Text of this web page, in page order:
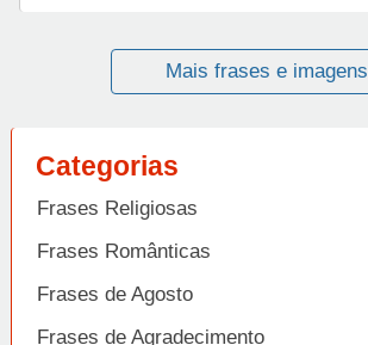
Mais frases e imagens
Categorias
Frases Religiosas
Frases Românticas
Frases de Agosto
Frases de Agradecimento